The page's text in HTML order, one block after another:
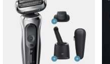
the Braun Refill Cartridges, you